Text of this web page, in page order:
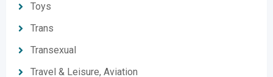
Toys
Trans
Transexual
Travel & Leisure, Aviation